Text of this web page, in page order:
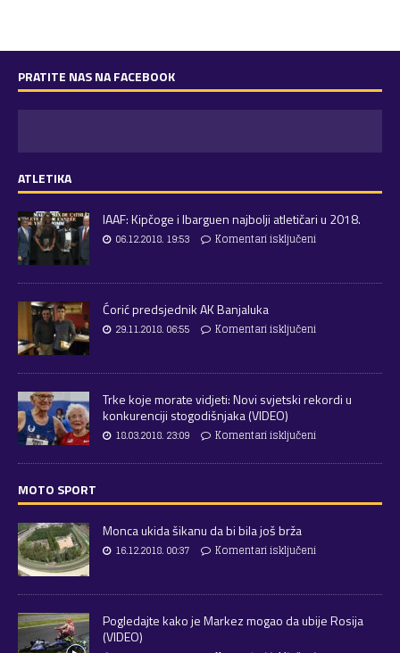
PRATITE NAS NA FACEBOOK
ATLETIKA
IAAF: Kipčoge i Ibarguen najbolji atletičari u 2018.
06.12.2018. 19:53 Komentari isključeni
Ćorić predsjednik AK Banjaluka
29.11.2018. 06:55 Komentari isključeni
Trke koje morate vidjeti: Novi svjetski rekordi u
konkurenciji stogodišnjaka (VIDEO)
18.03.2018. 23:09 Komentari isključeni
MOTO SPORT
Monca ukida šikanu da bi bila još brža
16.12.2018. 00:37 Komentari isključeni
Pogledajte kako je Markez mogao da ubije Rosija
(VIDEO)